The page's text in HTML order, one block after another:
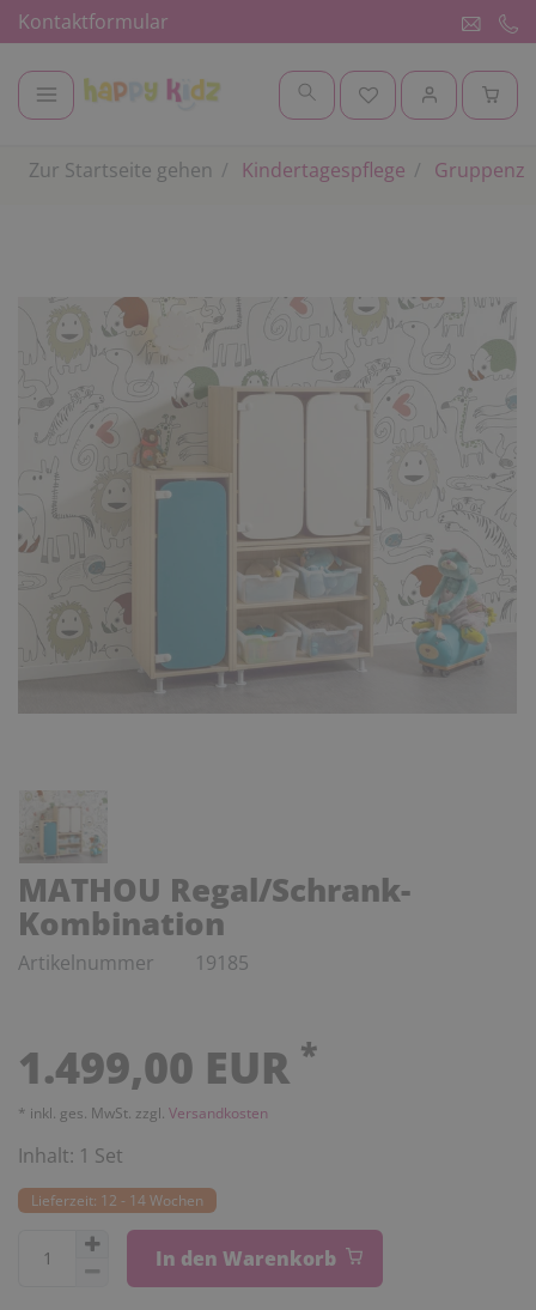
Kontaktformular
Zur Startseite gehen Kindertagespflege
MATHOU Regal/Schrank-
Kombination
Artikelnummer 19185
1.499,00 EUR *
* inkl. ges. MwSt. zzgl. Versandkosten
Inhalt: 1 Set
Lieferzeit: 12 - 14 Wochen
In den Warenkorb